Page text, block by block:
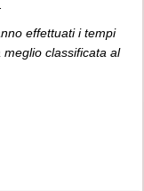
effettuati i tempi
classificata al